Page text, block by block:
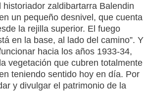
zaldibartarra Balendin
un pequeño desnivel, que cuenta
la rejilla superior. El fuego
en la base, al lado del camino”. Y
hacia los años 1933-34,
vegetación que cubren totalmente
teniendo sentido hoy en día. Por
y divulgar el patrimonio de la